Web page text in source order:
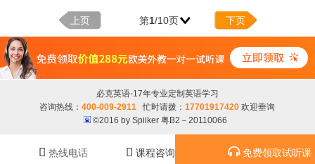
上页 第1/10页 下页
必克英语-17年专业定制英语学习
咨询热线：400-009-2911 忙时请拨：17701917420 欢迎垂询
©2016 by Spiiker 粤B2－20110066
 热线电话  课程咨询  免费领取试听课